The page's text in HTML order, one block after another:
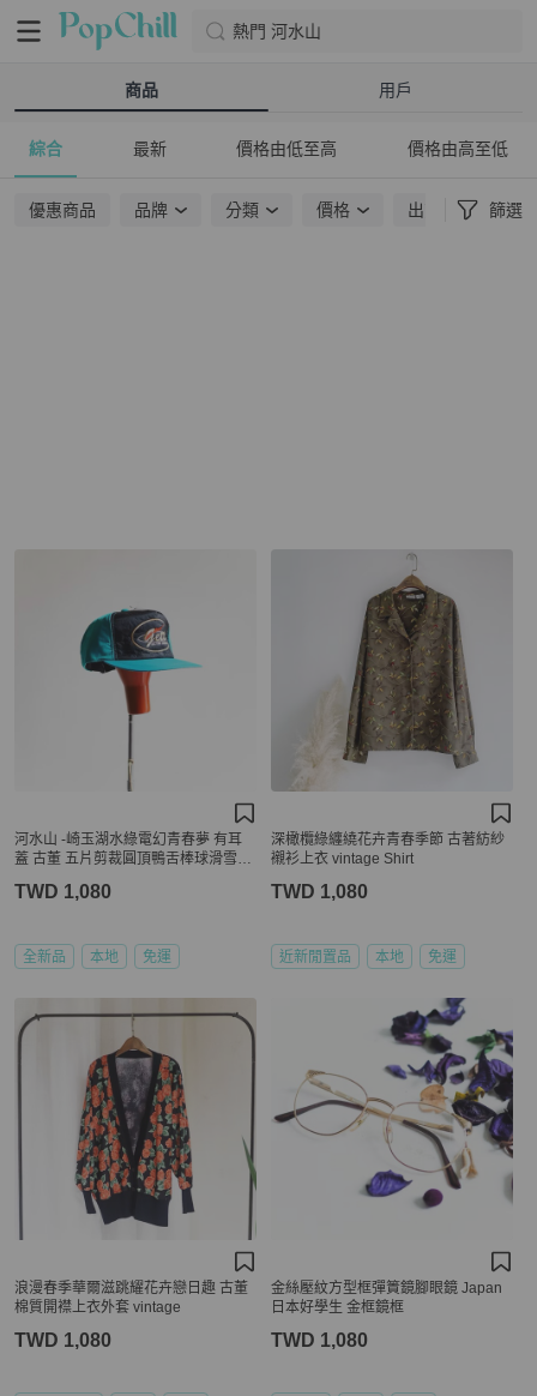
熱門 河水山
商品 用戶
綜合 最新 價格由低至高 價格由高至低
優惠商品 品牌 分類 價格 出貨地點 篩選
河水山 -崎玉湖水綠電幻青春夢 有耳
蓋 古董 五片剪裁圓頂鴨舌棒球滑雪帽
TWD 1,080
全新品 本地 免運
深橄欖綠纏繞花卉青春季節 古著紡紗
襯衫上衣 vintage Shirt
TWD 1,080
近新閒置品 本地 免運
浪漫春季華爾滋跳耀花卉戀日趣 古董
棉質開襟上衣外套 vintage
TWD 1,080
金絲壓紋方型框彈篢鏡腳眼鏡 Japan
日本好學生 金框鏡框
TWD 1,080